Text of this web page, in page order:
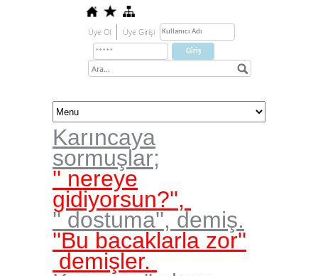
Üye Ol Üye Girişi
Karıncaya
sormuşlar;
'' nereye
gidiyorsun?'',
'' dostuma'', demiş.
''Bu bacaklarla zor''
demişler.